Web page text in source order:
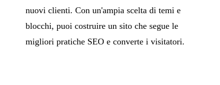
nuovi clienti. Con un'ampia scelta di temi e
blocchi, puoi costruire un sito che segue le
migliori pratiche SEO e converte i visitatori.